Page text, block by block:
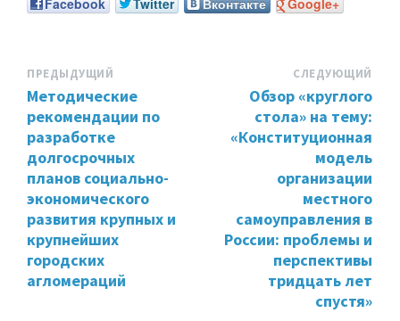
ПРЕДЫДУЩИЙ
Методические
рекомендации по
разработке
долгосрочных
планов социально-
экономического
развития крупных и
крупнейших
городских
агломераций
СЛЕДУЮЩИЙ
Обзор «круглого
стола» на тему:
«Конституционная
модель
организации
местного
самоуправления в
России: проблемы и
перспективы
тридцать лет
спустя»